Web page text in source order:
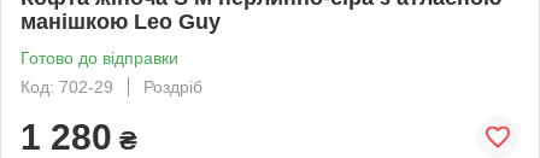
манішкою Leo Guy
Готово до відправки
Код: 702-29
Роздріб
1 280 ₴